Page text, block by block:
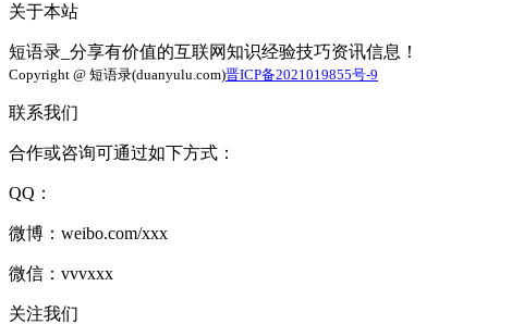
关于本站
短语录_分享有价值的互联网知识经验技巧资讯信息！
Copyright @ 短语录(duanyulu.com)晋ICP备2021019855号-9
联系我们
合作或咨询可通过如下方式：
QQ：
微博：weibo.com/xxx
微信：vvvxxx
关注我们